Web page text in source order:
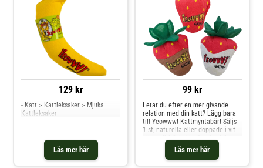
också lämpliga för både unga och
vuxna katter. Hur rengör jag
leksaken? Rengör leksaken med
en lätt fuktad trasa och vid behov
mild tvål. Låt lufttorka. Fylld med
ekologisk kattmynta Slitstark
bomullstwill Med prassel-tyg
129 kr
Läs mer här
- Katt > Kattleksaker > Mjuka
Kattleksaker
99 kr
Läs mer här
Letar du efter en mer givande
relation med din katt? Lägg bara
till Yeowww! Kattmyntabär! Säljs
1 st, naturella eller doppade i vit
eller mörk "choklad" - våra bäriga
leksaker är perfekta för att liva
upp kattens lektid. Dessa fylliga
bär är fyllda med vår egen version